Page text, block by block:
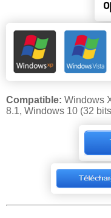
Compatible: Windows
8.1, Windows 10 (32